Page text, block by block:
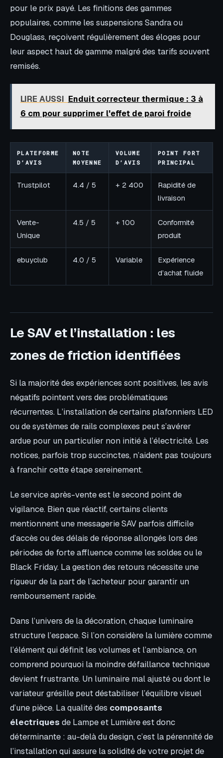
pour le prix payé. Les finitions des gammes
populaires, comme les suspensions Sandra ou
Douglass, reçoivent régulièrement des éloges pour
leur aspect haut de gamme malgré des tarifs souvent
remisés.
LIRE AUSSI Enduit correcteur thermique : 3 à
6 cm pour supprimer l'effet de paroi froide
PLATEFORME
D’AVIS
NOTE
MOYENNE
VOLUME
D’AVIS
POINT FORT
PRINCIPAL
Trustpilot 4.4 / 5 + 2 400
Rapidité de
livraison
Vente-
Unique
4.5 / 5 + 100
Conformité
produit
ebuyclub 4.0 / 5 Variable
Expérience
d’achat fluide
Le SAV et l’installation : les
zones de friction identifiées
Si la majorité des expériences sont positives, les avis
négatifs pointent vers des problématiques
récurrentes. L’installation de certains plafonniers LED
ou de systèmes de rails complexes peut s’avérer
ardue pour un particulier non initié à l’électricité. Les
notices, parfois trop succinctes, n’aident pas toujours
à franchir cette étape sereinement.
Le service après-vente est le second point de
vigilance. Bien que réactif, certains clients
mentionnent une messagerie SAV parfois difficile
d’accès ou des délais de réponse allongés lors des
périodes de forte affluence comme les soldes ou le
Black Friday. La gestion des retours nécessite une
rigueur de la part de l’acheteur pour garantir un
remboursement rapide.
Dans l’univers de la décoration, chaque luminaire
structure l’espace. Si l’on considère la lumière comme
l’élément qui définit les volumes et l’ambiance, on
comprend pourquoi la moindre défaillance technique
devient frustrante. Un luminaire mal ajusté ou dont le
variateur grésille peut déstabiliser l’équilibre visuel
d’une pièce. La qualité des composants
électriques de Lampe et Lumière est donc
déterminante : au-delà du design, c’est la pérennité de
l’installation qui assure la solidité de votre projet de